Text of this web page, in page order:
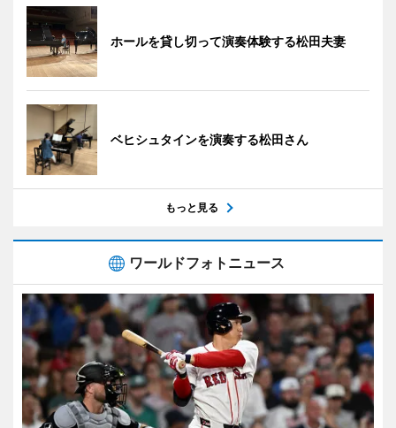
ホールを貸し切って演奏体験する松田夫妻
ベヒシュタインを演奏する松田さん
もっと見る
ワールドフォトニュース